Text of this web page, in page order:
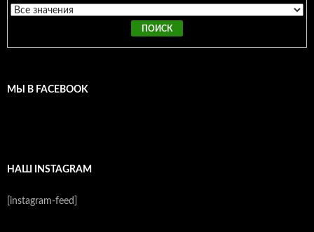
МЫ В FACEBOOK
НАШ INSTAGRAM
[instagram-feed]